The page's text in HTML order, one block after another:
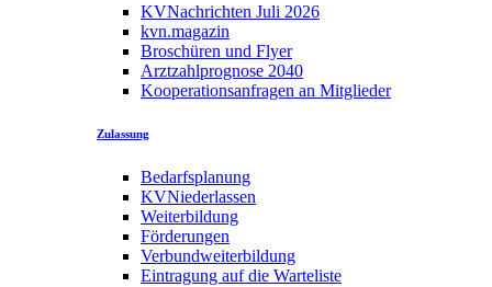
KVNachrichten Juli 2026
kvn.magazin
Broschüren und Flyer
Arztzahlprognose 2040
Kooperationsanfragen an Mitglieder
Zulassung
Bedarfsplanung
KVNiederlassen
Weiterbildung
Förderungen
Verbundweiterbildung
Eintragung auf die Warteliste